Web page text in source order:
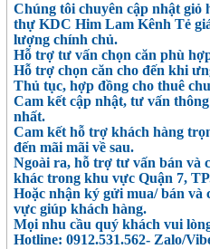
Chúng tôi chuyên cập nhật giỏ
thự KDC Him Lam Kênh Tẻ
lượng chính chủ.
Hỗ trợ tư vấn chọn căn phù
Hỗ trợ chọn căn cho đến khi
Thủ tục, hợp đồng cho thuê
Cam kết cập nhật, tư vấn
nhất.
Cam kết hỗ trợ khách hàng
đến mãi mãi về sau.
Ngoài ra, hỗ trợ tư vấn bán và
khác trong khu vực Quận 7,
Hoặc nhận ký gửi mua/ bán và
vực giúp khách hàng.
Mọi nhu cầu quý khách vui
Hotline: 0912.531.562- Zalo/